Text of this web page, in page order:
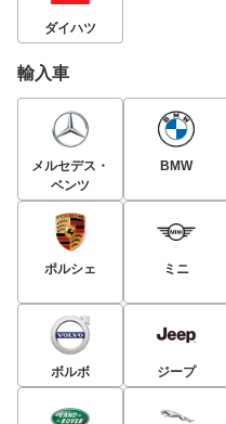
ダイハツ
輸入車
メルセデス・
ベンツ
BMW
ポルシェ ミニ
ボルボ ジープ